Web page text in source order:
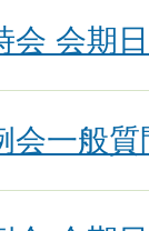
会 会期
会一般質